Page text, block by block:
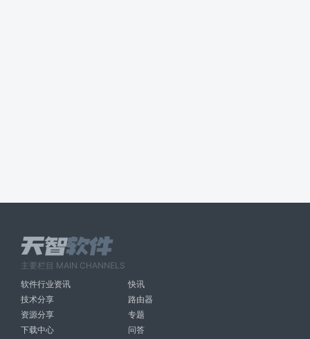
主要栏目 MAIN CHANNELS
软件行业资讯
快讯
技术分享
路由器
资源分享
专题
下载中心
问答